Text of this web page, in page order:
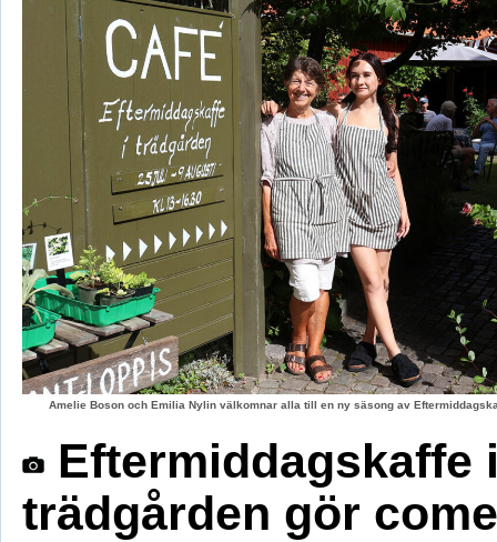
Amelie Boson och Emilia Nylin välkomnar alla till en ny säsong av
Eftermiddagskaffe
trädgården gör